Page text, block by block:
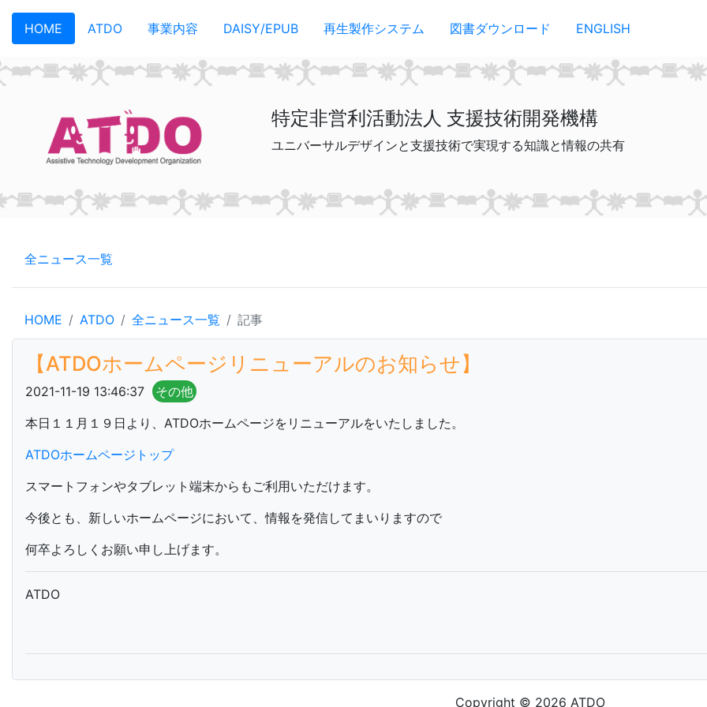
メインコンテンツへスキップ
HOME ATDO 事業内容 DAISY/EPUB 再生製作システム 図書ダウンロード ENGLISH
特定非営利活動法人 支援技術開発機構
ユニバーサルデザインと支援技術で実現する知識と情報の共有
全ニュース一覧
HOME ATDO 全ニュース一覧 記事
【ATDOホームページリニューアルのお知らせ】
2021-11-19 13:46:37
その他
本日１１月１９日より、ATDOホームページをリニューアルをいたしました。
ATDOホームページトップ
スマートフォンやタブレット端末からもご利用いただけます。
今後とも、新しいホームページにおいて、情報を発信してまいりますので
何卒よろしくお願い申し上げます。
ATDO
Copyright © 2026 ATDO